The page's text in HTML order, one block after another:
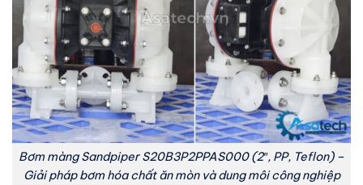
Bơm màng Sandpiper S20B3P2PPAS000 (2″, PP, Teflon) –
Giải pháp bơm hóa chất ăn mòn và dung môi công nghiệp